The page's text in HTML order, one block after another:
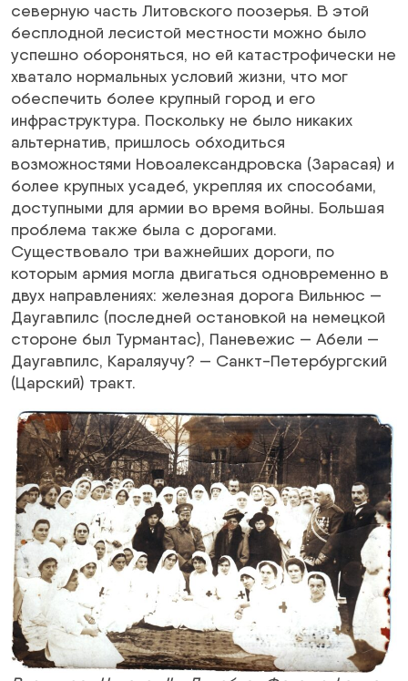
северную часть Литовского поозерья. В этой
бесплодной лесистой местности можно было
успешно обороняться, но ей катастрофически не
хватало нормальных условий жизни, что мог
обеспечить более крупный город и его
инфраструктура. Поскольку не было никаких
альтернатив, пришлось обходиться
возможностями Новоалександровска (Зарасая) и
более крупных усадеб, укрепляя их способами,
доступными для армии во время войны. Большая
проблема также была с дорогами.
Существовало три важнейших дороги, по
которым армия могла двигаться одновременно в
двух направлениях: железная дорога Вильнюс —
Даугавпилс (последней остановкой на немецкой
стороне был Турмантас), Паневежис — Абели —
Даугавпилс, Караляучу? — Санкт-Петербургский
(Царский) тракт.